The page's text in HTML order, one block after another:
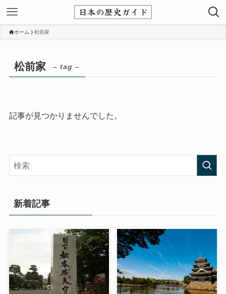
ホーム 松前家
松前家 – tag –
記事が見つかりませんでした。
新着記事